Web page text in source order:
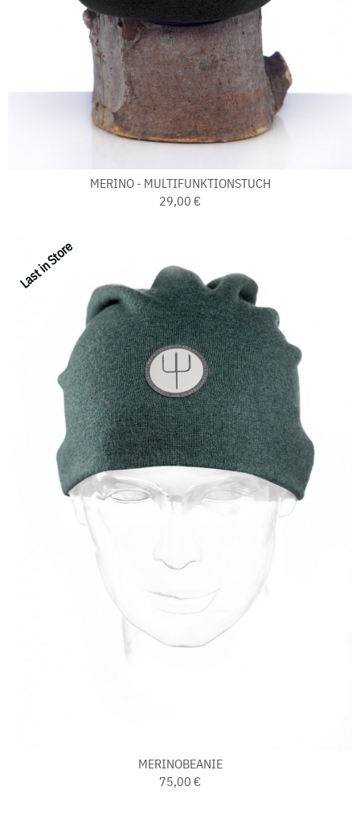
MERINO - MULTIFUNKTIONSTUCH
29,00 €
Last in Store
MERINOBEANIE
75,00 €